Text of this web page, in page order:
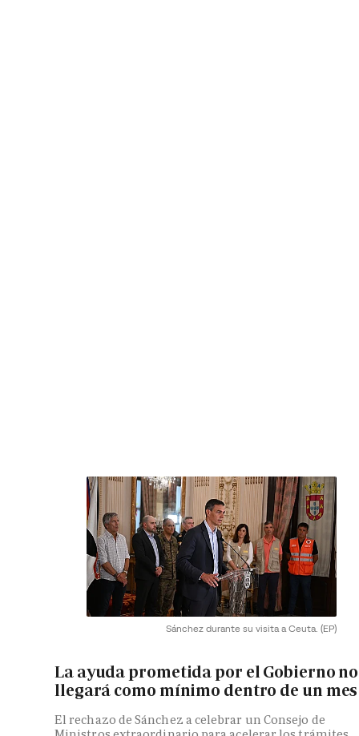
Sánchez durante su visita a Ceuta. (EP)
La ayuda prometida por el Gobierno no
llegará como mínimo dentro de un mes
El rechazo de Sánchez a celebrar un Consejo de